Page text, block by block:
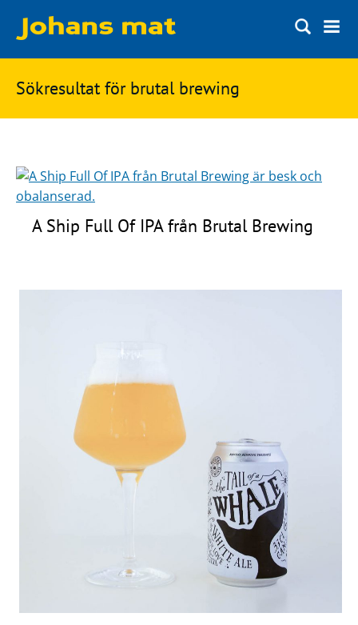
Matbloggen
Innertemperaturer
Ingredienser
Ölbloggen
Ölsnack
Ölprovning
Sök
på
mat
Sökresultat för brutal brewing
A Ship Full Of IPA från Brutal Brewing